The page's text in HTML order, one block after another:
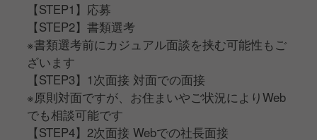
【STEP1】応募
【STEP2】書類選考
※書類選考前にカジュアル面談を挟む可能性もご
ざいます
【STEP3】1次面接 対面での面接
※原則対面ですが、お住まいやご状況によりWeb
でも相談可能です
【STEP4】2次面接 Webでの社長面接